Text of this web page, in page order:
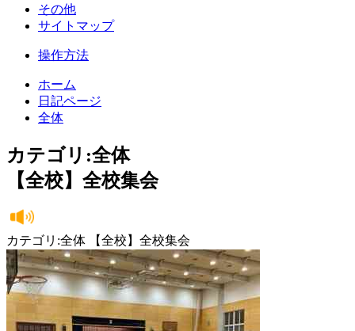
その他
サイトマップ
操作方法
ホーム
日記ページ
全体
カテゴリ:全体
【全校】全校集会
カテゴリ:全体 【全校】全校集会